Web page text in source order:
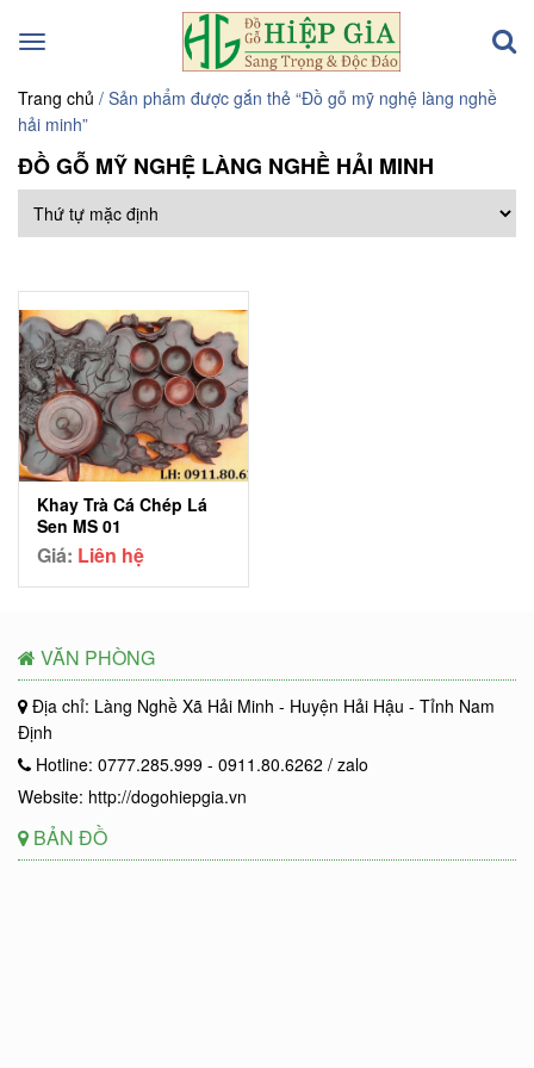
Toggle
Trang chủ / Sản phẩm được gắn thẻ “Đồ gỗ mỹ nghệ làng nghề
hải minh”
ĐỒ GỖ MỸ NGHỆ LÀNG NGHỀ HẢI MINH
Khay Trà Cá Chép Lá
Sen MS 01
Giá: Liên hệ
VĂN PHÒNG
Địa chỉ: Làng Nghề Xã Hải Minh - Huyện Hải Hậu - Tỉnh Nam
Định
Hotline: 0777.285.999 - 0911.80.6262 / zalo
Website: http://dogohiepgia.vn
BẢN ĐỒ